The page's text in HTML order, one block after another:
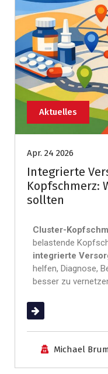
Aktuelles
Apr. 24 2026
Integrierte
Kopfschmerz:
sollten
Cluster-
belastende
integrierte
helfen, Diagnose,
besser zu
(mehr …)
Michael